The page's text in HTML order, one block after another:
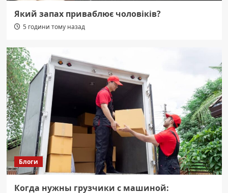
Який запах приваблює чоловіків?
5 години тому назад
Блоги
Когда нужны грузчики с машиной: